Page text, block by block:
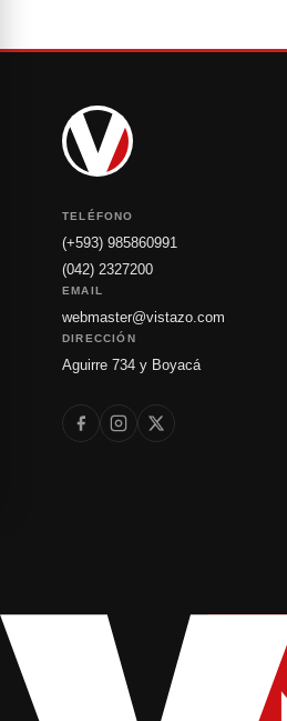
TELÉFONO
(+593) 985860991
(042) 2327200
EMAIL
webmaster@vistazo.com
DIRECCIÓN
Aguirre 734 y Boyacá